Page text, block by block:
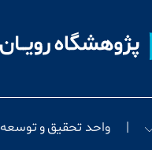
واحد تحقیق و توسعه